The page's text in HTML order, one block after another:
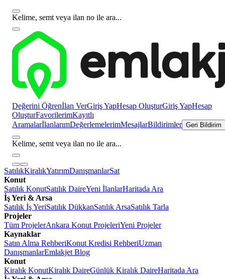
Kelime, semt veya ilan no ile ara...
Değerini Öğrenİlan VerGiriş YapHesap OluşturGiriş YapHesap
OluşturFavorilerimKayıtlı
AramalarİlanlarımDeğerlemelerimMesajlarBildirimler Geri Bildirim
Kelime, semt veya ilan no ile ara...
SatılıkKiralıkYatırımDanışmanlarSat
Konut
Satılık KonutSatılık DaireYeni İlanlarHaritada Ara
İş Yeri & Arsa
Satılık İş YeriSatılık DükkanSatılık ArsaSatılık Tarla
Projeler
Tüm ProjelerAnkara Konut ProjeleriYeni Projeler
Kaynaklar
Satın Alma RehberiKonut Kredisi RehberiUzman
DanışmanlarEmlakjet Blog
Konut
Kiralık KonutKiralık DaireGünlük Kiralık DaireHaritada Ara